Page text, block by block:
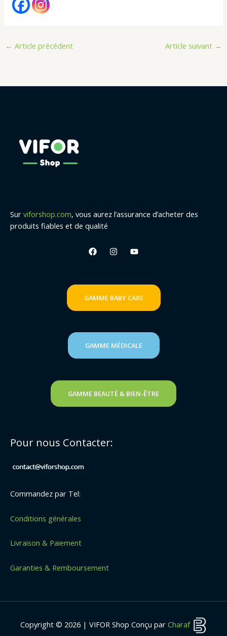
← Article précédent Article suivant →
Sur viforshop.com, vous aurez l’assurance d’acheter des
produits fiables et de qualité
GAMME BABY CARE
GAMME MÉDICALE
GAMME BEAUTÉ & BIEN-ÊTRE
Pour nous Contacter:
Commandez par Tel:
Conditions générales
Livraison & Paiement
Garanties & Remboursement
Copyright © 2026 | VIFOR Shop Conçu par Charaf